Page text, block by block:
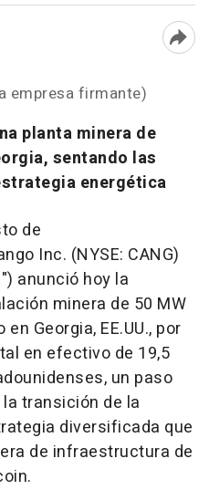
empresa firmante)
planta minera de
, sentando las
energética
de
Inc. (NYSE: CANG)
anunció hoy la
minera de 50 MW
en Georgia, EE.UU., por
en efectivo de 19,5
un paso
transición de la
diversificada que
de infraestructura de